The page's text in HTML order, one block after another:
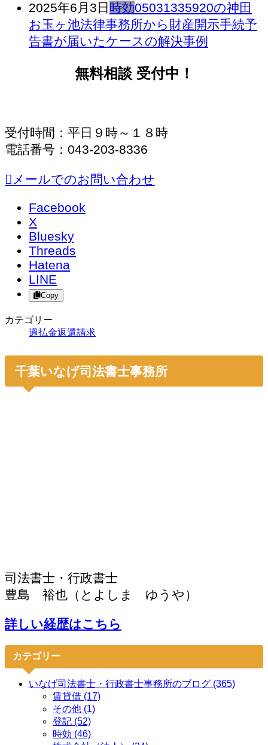
2025年6月3日 時効05031335920の神田
お玉ヶ池法律事務所から財産開示手続予
告書が届いたケースの解決事例
無料相談 受付中！
受付時間：平日９時～１８時
電話番号：043-203-8336
メールでのお問い合わせ
Facebook
X
Bluesky
Threads
Hatena
LINE
Copy
カテゴリー
過払金返還請求
千葉いなげ司法書士事務所
司法書士・行政書士
豊島 裕也（とよしま ゆうや）
詳しい経歴はこちら
カテゴリー
いなげ司法書士・行政書士事務所のブログ (365)
賃貸借 (17)
その他 (1)
登記 (52)
時効 (46)